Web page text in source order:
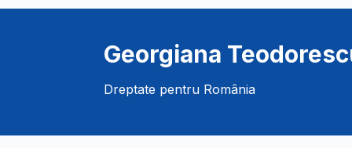
Georgiana
Dreptate pentru România